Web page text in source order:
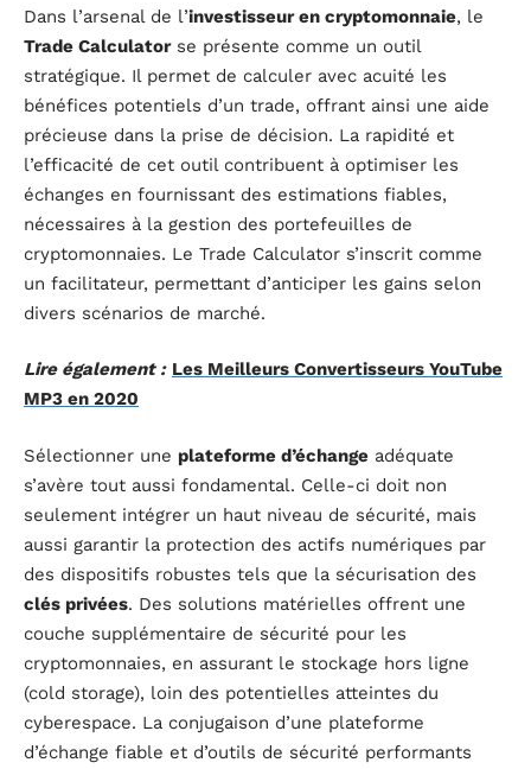
Dans l’arsenal de l’investisseur en cryptomonnaie, le
Trade Calculatorse présente comme un outil
stratégique. Il permet de calculer avec acuité les
bénéfices potentiels d’un trade, offrant ainsi une aide
précieuse dans la prise de décision. La rapidité et
l’efficacité de cet outil contribuent à optimiser les
échanges en fournissant des estimations fiables,
nécessaires à la gestion des portefeuilles de
cryptomonnaies. Le Trade Calculator s’inscrit comme
un facilitateur, permettant d’anticiper les gains selon
divers scénarios de marché.
Lire également : Les Meilleurs Convertisseurs YouTube
MP3 en 2020
Sélectionner une plateforme d’échange adéquate
s’avère tout aussi fondamental. Celle-ci doit non
seulement intégrer un haut niveau de sécurité, mais
aussi garantir la protection des actifs numériques par
des dispositifs robustes tels que la sécurisation des
clés privées. Des solutions matérielles offrent une
couche supplémentaire de sécurité pour les
cryptomonnaies, en assurant le stockage hors ligne
(cold storage), loin des potentielles atteintes du
cyberespace. La conjugaison d’une plateforme
d’échange fiable et d’outils de sécurité performants